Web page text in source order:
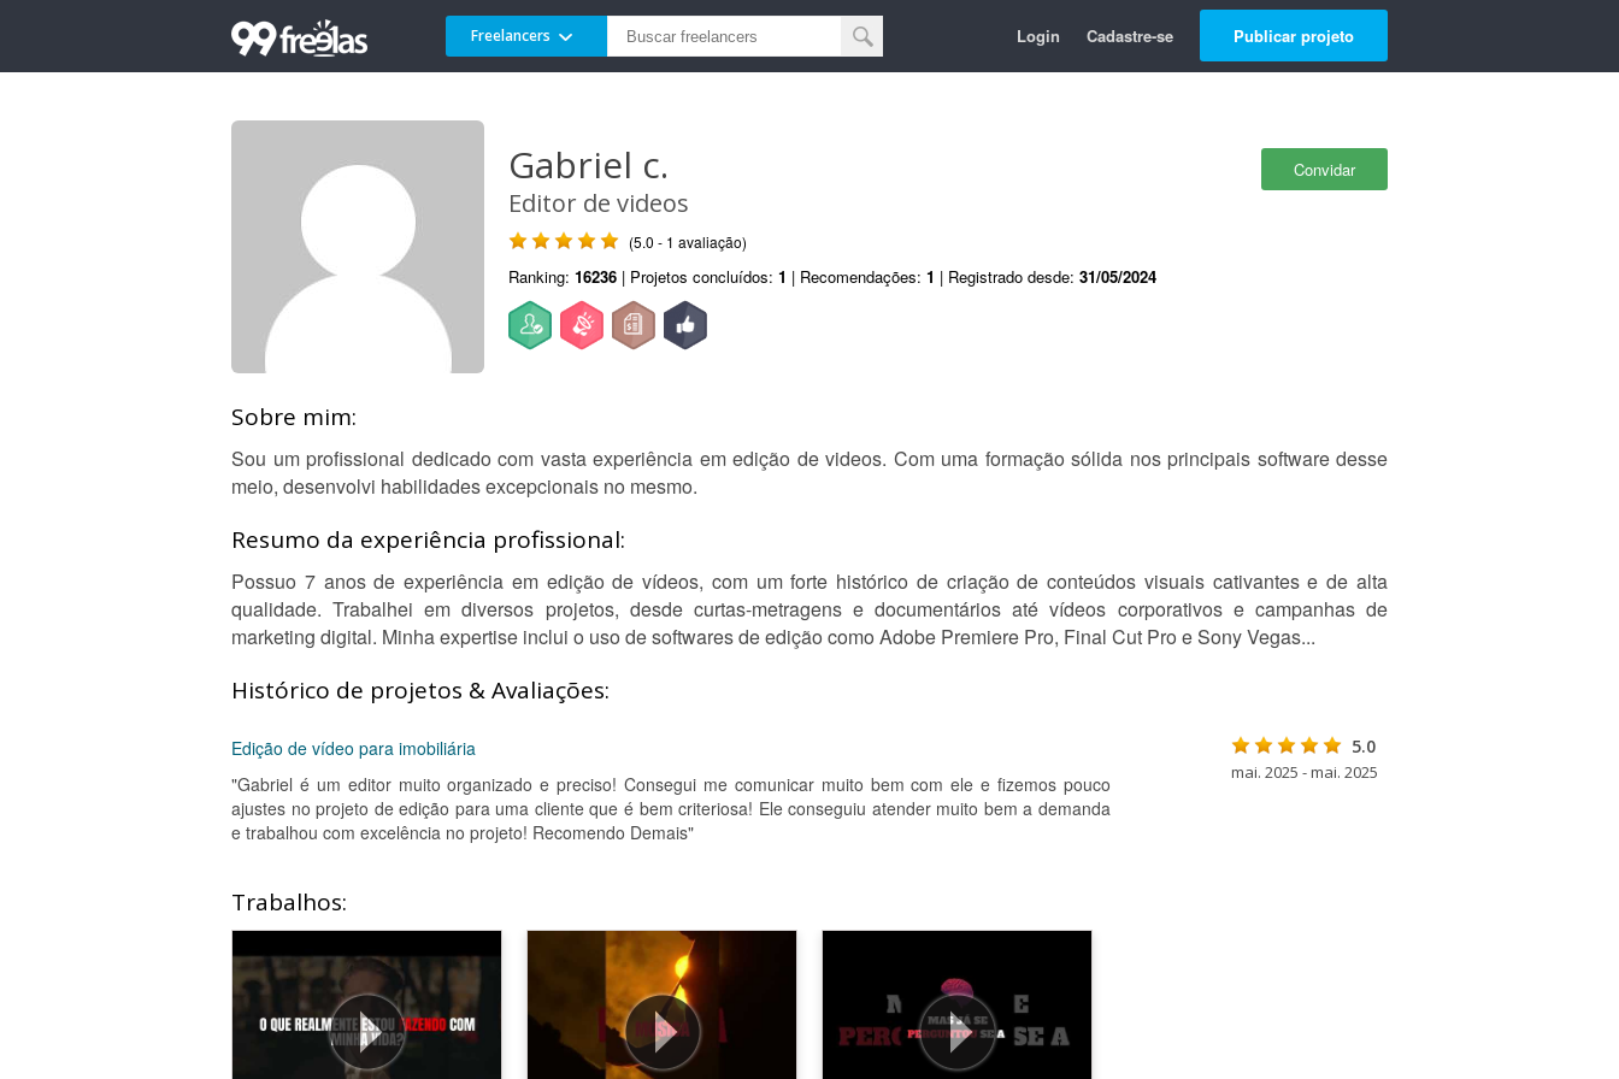
Freelancers Login Cadastre-se Publicar projeto
Convidar
Gabriel c.
Editor de videos
(5.0 - 1 avaliação)
Ranking: 16236 | Projetos concluídos: 1 | Recomendações: 1 | Registrado desde: 31/05/2024
Sobre mim:
Sou um profissional dedicado com vasta experiência em edição de videos. Com uma formação sólida nos principais software desse
meio, desenvolvi habilidades excepcionais no mesmo.
Resumo da experiência profissional:
Possuo 7 anos de experiência em edição de vídeos, com um forte histórico de criação de conteúdos visuais cativantes e de alta
qualidade. Trabalhei em diversos projetos, desde curtas-metragens e documentários até vídeos corporativos e campanhas de
marketing digital. Minha expertise inclui o uso de softwares de edição como Adobe Premiere Pro, Final Cut Pro e Sony Vegas...
Histórico de projetos & Avaliações:
Edição de vídeo para imobiliária
"Gabriel é um editor muito organizado e preciso! Consegui me comunicar muito bem com ele e fizemos pouco
ajustes no projeto de edição para uma cliente que é bem criteriosa! Ele conseguiu atender muito bem a demanda
e trabalhou com excelência no projeto! Recomendo Demais"
5.0
mai. 2025 - mai. 2025
Trabalhos: